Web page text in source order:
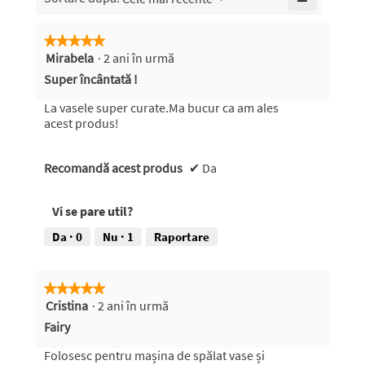
★★★★★
★★★★★
5
5
stele.
Mirabela · 2 ani în urmă
Super încântată !
La vasele super curate.Ma bucur ca am ales
acest produs!
Recomandă acest produs ✔ Da
Vi se pare util?
Da · 0 Nu · 1 Raportare
★★★★★
★★★★★
5
din
5
stele.
Cristina · 2 ani în urmă
Fairy
Folosesc pentru mașina de spălat vase și